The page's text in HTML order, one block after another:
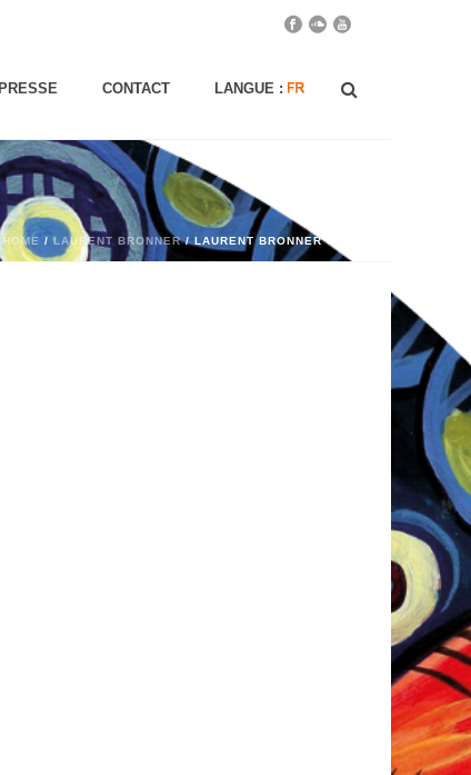
PRESSE CONTACT LANGUE :
HOME /LAURENT BRONNER/ LAURENT BRONNER